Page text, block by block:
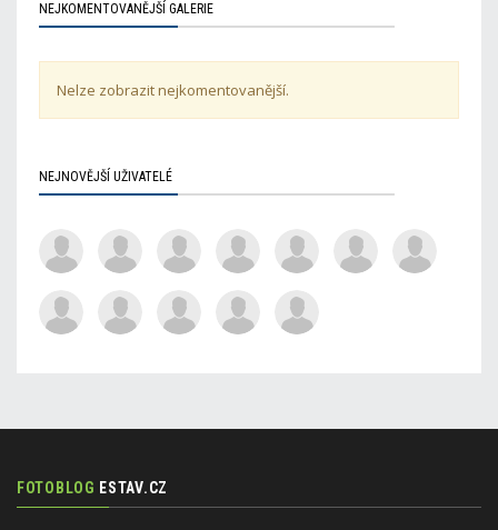
NEJKOMENTOVANĚJŠÍ GALERIE
Nelze zobrazit nejkomentovanější.
NEJNOVĚJŠÍ UŽIVATELÉ
FOTOBLOG ESTAV.CZ